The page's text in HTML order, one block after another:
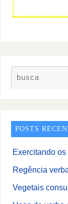
POSTS
Exercitando
Regência
Vegetais